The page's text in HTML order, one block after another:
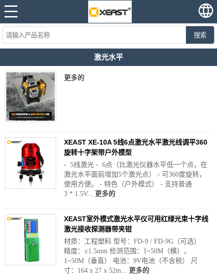
搜索
激光水平
更多的
XEAST XE-10A 5线6点激光水平激光线调平360
旋转十字架带户外模型
- 5线激光 - 6点（比激光仪器水平低一个点，在
激光水平面前增加5个激光点） - 可360度旋转，
使用方便。 - 特色（户外模式） - 支持普通
3 * 1.5V... 更多的
XEAST室外模式激光水平仪可用红绿光束十字线
激光接收探测器带夹钳
材质：工程塑料 型号：FD-9 / FD-9G（可选）
精度：±1.5mm 检测范围：1~50M（横），
1~50M（垂直） 电池：9V电池（不含税） 尺
寸：164 x 27 x 52m... 更多的